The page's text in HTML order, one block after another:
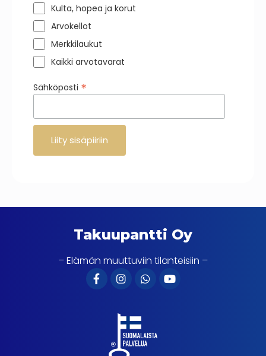
Kulta, hopea ja korut
Arvokellot
Merkkilaukut
Kaikki arvotavarat
Sähköposti *
Takuupantti Oy
– Elämän muuttuviin tilanteisiin –